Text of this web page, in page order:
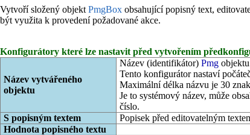
Vytvoří složený objekt PmgBox obsahující popisný text,
být využita k provedení požadované akce.
Konfigurátory které lze nastavit před vytvořením
Název vytvářeného
objektu
Název (identifikátor) Pmg
Tento konfigurátor nastaví
Maximální délka názvu je 30
Je to systémový název, může
číslo.
S popisným textem
Popisek před editovatelným
Hodnota popisného textu